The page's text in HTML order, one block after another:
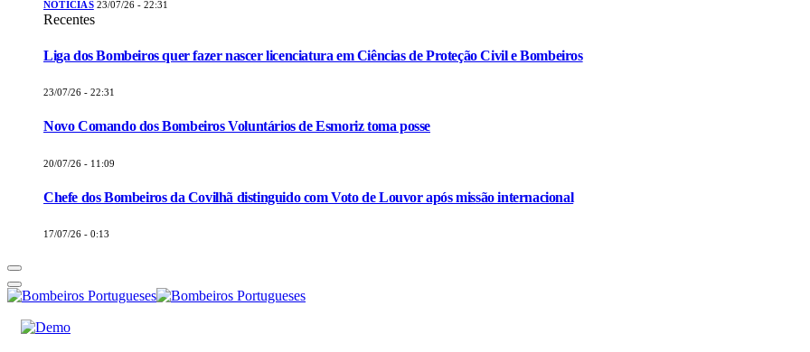
NOTÍCIAS 23/07/26 - 22:31
Recentes
Liga dos Bombeiros quer fazer nascer licenciatura em Ciências de Proteção Civil e Bombeiros
23/07/26 - 22:31
Novo Comando dos Bombeiros Voluntários de Esmoriz toma posse
20/07/26 - 11:09
Chefe dos Bombeiros da Covilhã distinguido com Voto de Louvor após missão internacional
17/07/26 - 0:13